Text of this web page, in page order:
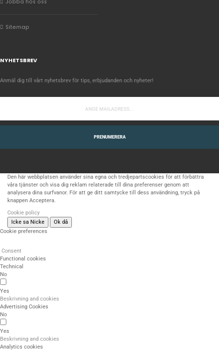
Jobba hos oss
Sitemap
NYHETSBREV
Anmäl dig till vårt nyhetsbrev för tips, erbjudanden och nyheter!
PRENUMERERA
Den här webbplatsen använder sina egna och tredjepartscookies för att förbättra
våra tjänster och visa dig reklam relaterade till dina preferenser genom att
analysera dina surfvanor. För att ge ditt samtycke till dess användning, tryck på
knappen Acceptera.
Cookie policy
Icke sa Nicke
Ok då
Cookie preferences
Consent
Functional cookies
Technical
No
Yes
Beskrivning and cookies
Advertising Cookies
No
Yes
Beskrivning and cookies
Analytics cookies